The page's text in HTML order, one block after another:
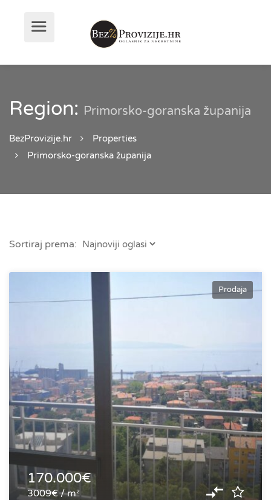
Region: Primorsko-goranska županija
BezProvizije.hr
Properties
Primorsko-goranska županija
Sortiraj prema:
Prodaja
170.000€
3009€ / m²